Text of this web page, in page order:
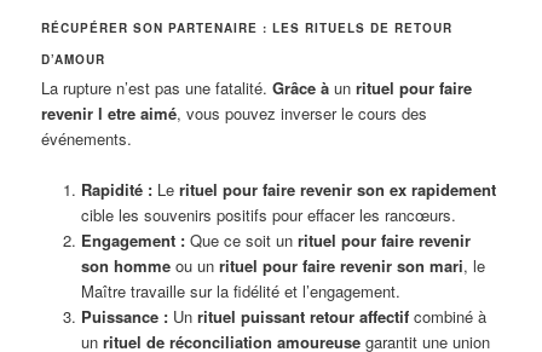
RÉCUPÉRER SON PARTENAIRE : LES RITUELS DE RETOUR
D’AMOUR
La rupture n’est pas une fatalité.Grâce à unrituel pour faire
revenir l etre aimé, vous pouvez inverser le cours des
événements.
Rapidité :Le rituel pour faire revenir son ex rapidement
cible les souvenirs positifs pour effacer les rancœurs.
Engagement :Que ce soit un rituel pour faire revenir
son hommeou un rituel pour faire revenir son mari, le
Maître travaille sur la fidélité et l’engagement.
Puissance :Un rituel puissant retour affectifcombiné à
un rituel de réconciliation amoureusegarantit une union